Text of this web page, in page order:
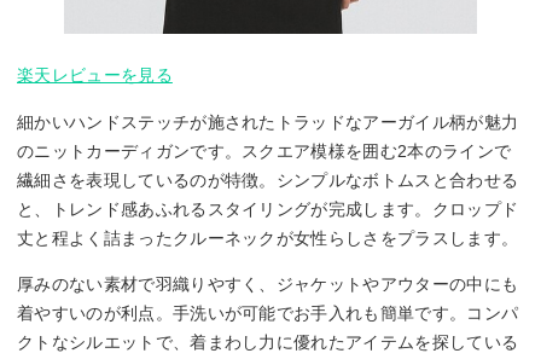
楽天レビューを見る
細かいハンドステッチが施されたトラッドなアーガイル柄が魅力
のニットカーディガンです。スクエア模様を囲む2本のラインで
繊細さを表現しているのが特徴。シンプルなボトムスと合わせる
と、トレンド感あふれるスタイリングが完成します。クロップド
丈と程よく詰まったクルーネックが女性らしさをプラスします。
厚みのない素材で羽織りやすく、ジャケットやアウターの中にも
着やすいのが利点。手洗いが可能でお手入れも簡単です。コンパ
クトなシルエットで、着まわし力に優れたアイテムを探している